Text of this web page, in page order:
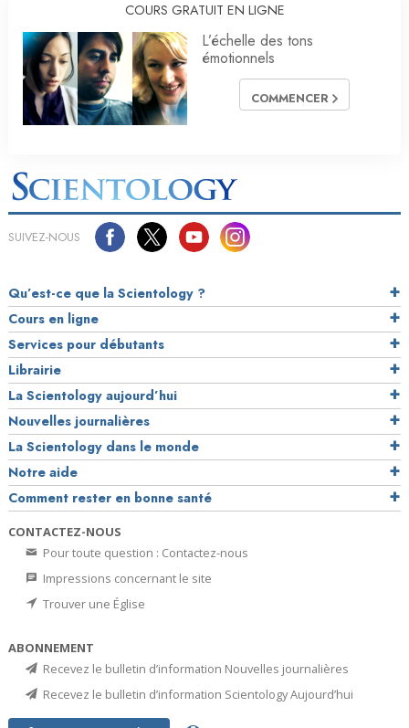
COURS GRATUIT EN LIGNE
L’échelle des tons
émotionnels
COMMENCER
SUIVEZ-NOUS
Qu’est-ce que la Scientology ?
Cours en ligne
Services pour débutants
Librairie
La Scientology aujourd’hui
Nouvelles journalières
La Scientology dans le monde
Notre aide
Comment rester en bonne santé
CONTACTEZ-NOUS
Pour toute question : Contactez-nous
Impressions concernant le site
Trouver une Église
ABONNEMENT
Recevez le bulletin d’information Nouvelles journalières
Recevez le bulletin d’information Scientology Aujourd’hui